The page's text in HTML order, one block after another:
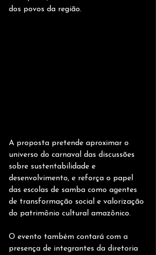
dos povos da região.
A proposta pretende aproximar o
universo do carnaval das discussões
sobre sustentabilidade e
desenvolvimento, e reforça o papel
das escolas de samba como agentes
de transformação social e valorização
do patrimônio cultural amazônico.
O evento também contará com a
presença de integrantes da diretoria